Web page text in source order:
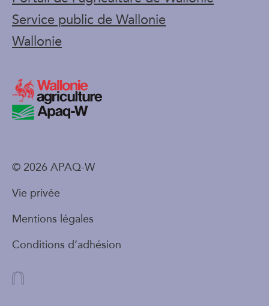
Service public de Wallonie
Wallonie
© 2026 APAQ-W
Vie privée
Mentions légales
Conditions d’adhésion